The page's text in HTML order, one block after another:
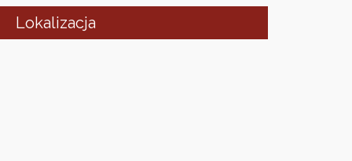
Lokalizacja